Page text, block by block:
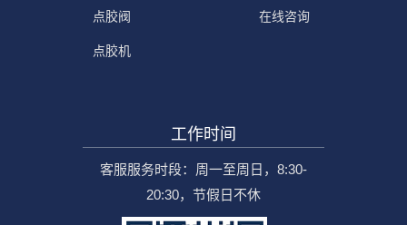
点胶阀
点胶机
在线咨询
工作时间
客服服务时段：周一至周日，8:30-
20:30，节假日不休